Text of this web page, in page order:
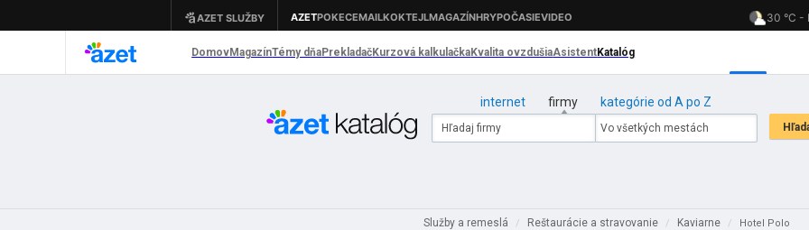
internet firmy kategórie od A po Z
Služby a remeslá / Reštaurácie a stravovanie / Kaviarne / Hotel Polo